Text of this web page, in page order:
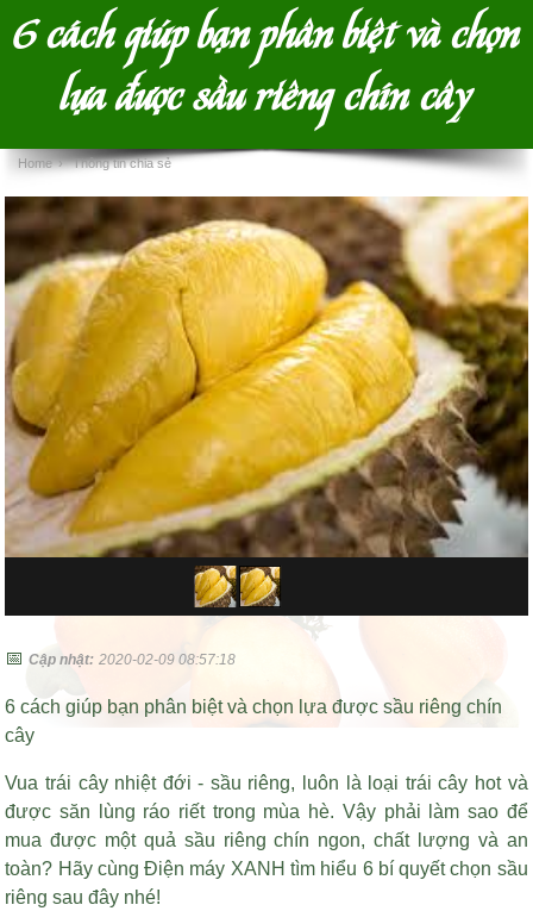
6 cách giúp bạn phân biệt và chọn
lựa được sầu riêng chín cây
Home › Thông tin chia sẻ
📅Cập nhật: 2020-02-09 08:57:18
6 cách giúp bạn phân biệt và chọn lựa được sầu riêng chín
cây
Vua trái cây nhiệt đới - sầu riêng, luôn là loại trái cây hot và
được săn lùng ráo riết trong mùa hè. Vậy phải làm sao để
mua được một quả sầu riêng chín ngon, chất lượng và an
toàn? Hãy cùng Điện máy XANH tìm hiểu 6 bí quyết chọn sầu
riêng sau đây nhé!